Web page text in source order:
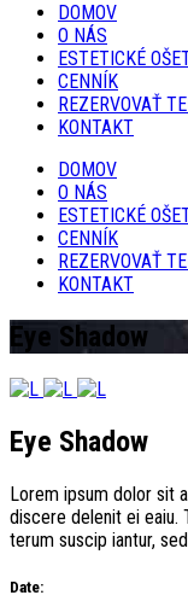
DOMOV
O NÁS
ESTETICKÉ
CENNÍK
REZERVOVAŤ
KONTAKT
DOMOV
O NÁS
ESTETICKÉ
CENNÍK
REZERVOVAŤ
KONTAKT
Eye Shadow
Eye Shadow
Lorem ipsum dolor sit
discere delenit ei eaiu.
terum suscip iantur,
Date: